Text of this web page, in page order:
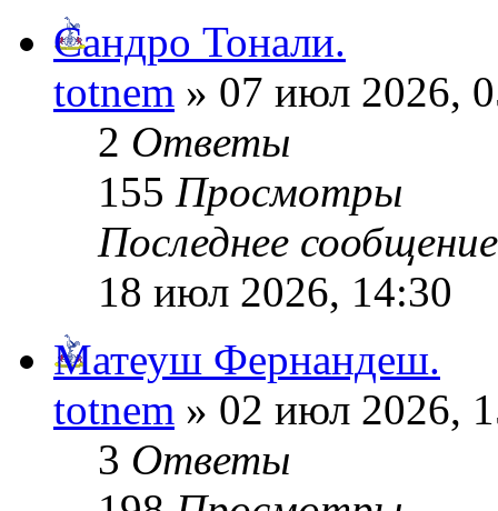
Сандро Тонали.
totnem » 07 июл 2026,
2 Ответы
155 Просмотры
Последнее
18 июл 2026, 14:30
Матеуш Фернандеш.
totnem » 02 июл 2026,
3 Ответы